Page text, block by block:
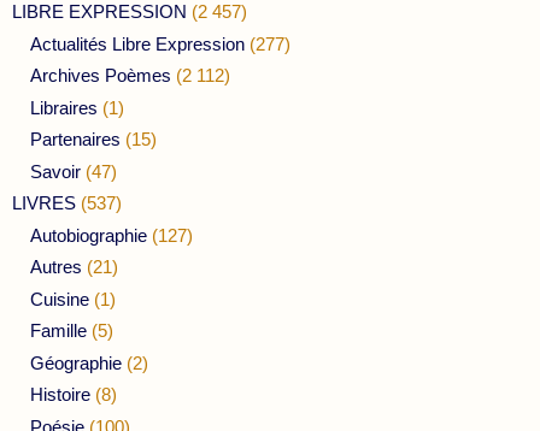
LIBRE EXPRESSION (2 457)
Actualités Libre Expression (277)
Archives Poèmes (2 112)
Libraires (1)
Partenaires (15)
Savoir (47)
LIVRES (537)
Autobiographie (127)
Autres (21)
Cuisine (1)
Famille (5)
Géographie (2)
Histoire (8)
Poésie (100)